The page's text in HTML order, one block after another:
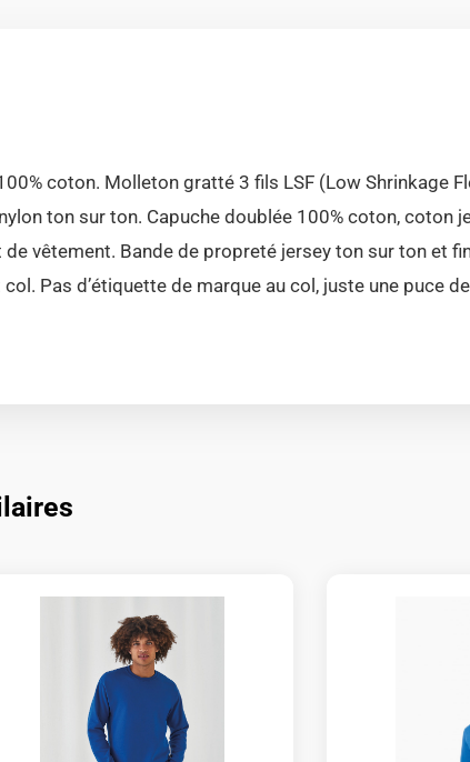
coton. Molleton gratté 3 fils LSF (Low Shrinkage
ton sur ton. Capuche doublée 100% coton, coton
vêtement. Bande de propreté jersey ton sur ton et
Pas d’étiquette de marque au col, juste une puce